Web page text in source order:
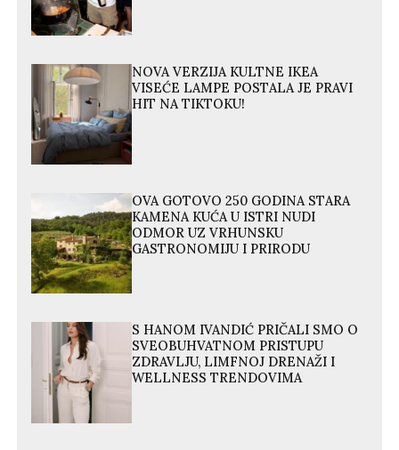
NOVA VERZIJA KULTNE IKEA
VISEĆE LAMPE POSTALA JE PRAVI
HIT NA TIKTOKU!
OVA GOTOVO 250 GODINA STARA
KAMENA KUĆA U ISTRI NUDI
ODMOR UZ VRHUNSKU
GASTRONOMIJU I PRIRODU
S HANOM IVANDIĆ PRIČALI SMO O
SVEOBUHVATNOM PRISTUPU
ZDRAVLJU, LIMFNOJ DRENAŽI I
WELLNESS TRENDOVIMA